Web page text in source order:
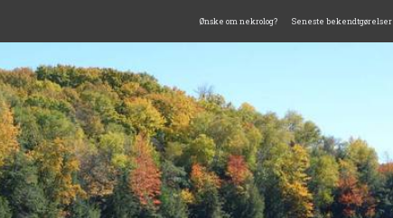
Ønske om nekrolog? Seneste bekendtgørelser